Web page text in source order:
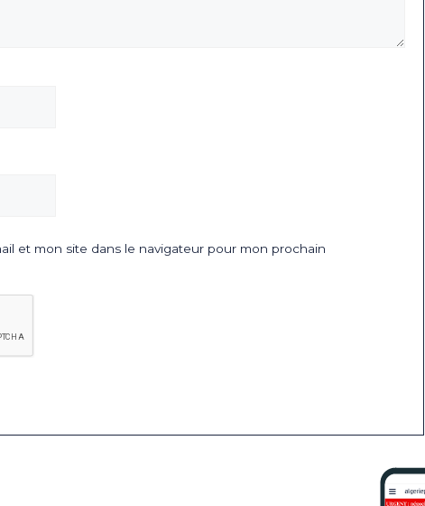
et mon site dans le navigateur pour mon prochain